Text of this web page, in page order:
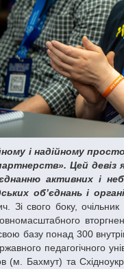
і надійному
Цей девіз
активних і
об’єднань і
Зі свого боку,
базу понад 300
педагогічного
(м. Бахмут) та